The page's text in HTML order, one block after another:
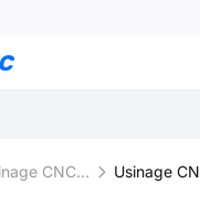
JLCCNC
Usinage CNC plastique